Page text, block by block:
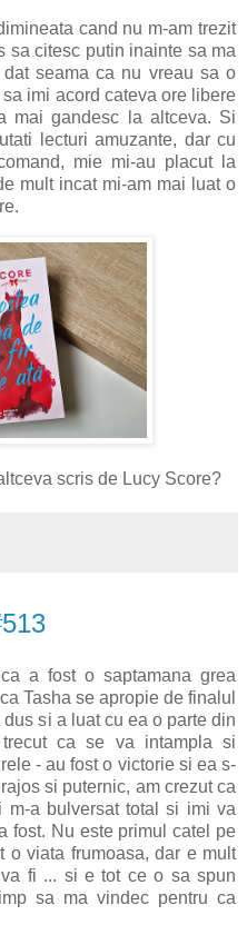
cand nu m-am trezit
sa citesc putin inainte sa ma
seama ca nu vreau sa o
imi acord cateva ore libere
mai gandesc la altceva. Si
lecturi amuzante, dar cu
mie mi-au placut la
mult incat mi-am mai luat o
scris de Lucy Score?
a fost o saptamana grea
Tasha se apropie de finalul
si a luat cu ea o parte din
ca se va intampla si
- au fost o victorie si ea s-
si puternic, am crezut ca
m-a bulversat total si imi va
fost. Nu este primul catel pe
o viata frumoasa, dar e mult
fi ... si e tot ce o sa spun
sa ma vindec pentru ca